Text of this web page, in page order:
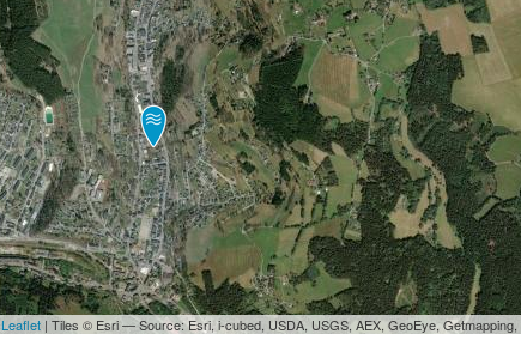
Leaflet | Tiles © Esri — Source: Esri, i-cubed, USDA, USGS, AEX, GeoEye,